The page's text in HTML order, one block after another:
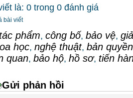
là: 0 trong 0 đánh giá
bài viết
tác phẩm, công bố, bảo vệ,
học, nghệ thuật, bản quyền
quan, bảo hộ, hồ sơ, tiến
Gửi phản hồi